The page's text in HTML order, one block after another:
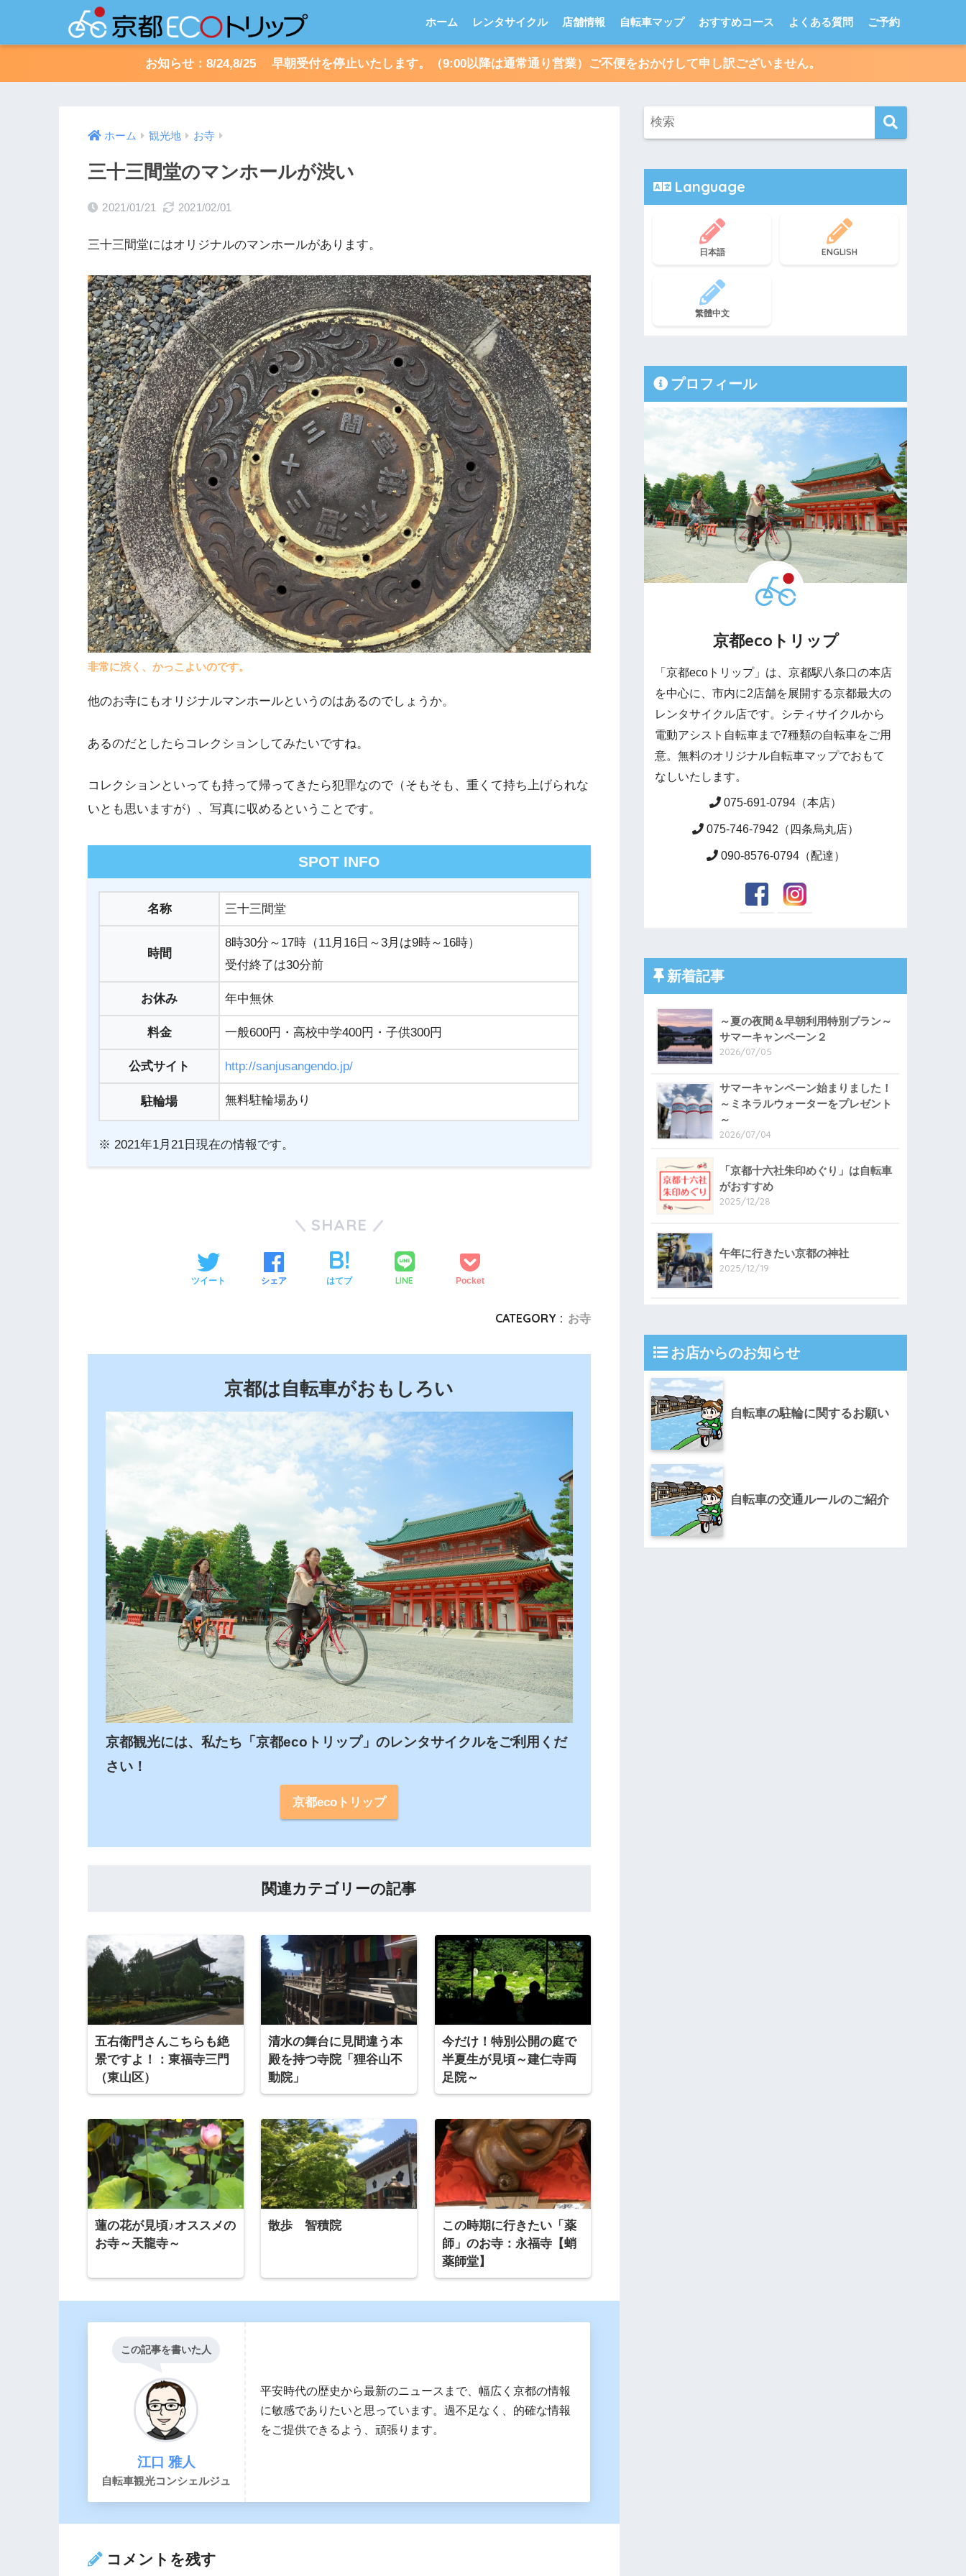
ホーム レンタサイクル 店舗情報 自転車マップ おすすめコース よくある質問 ご予約
お知らせ：8/24,8/25 早朝受付を停止いたします。（9:00以降は通常通り営業）ご不便をおかけして申し訳ございません。
ホーム 観光地 お寺
三十三間堂のマンホールが渋い
2021/01/21 2021/02/01
三十三間堂にはオリジナルのマンホールがあります。
非常に渋く、かっこよいのです。
他のお寺にもオリジナルマンホールというのはあるのでしょうか。
あるのだとしたらコレクションしてみたいですね。
コレクションといっても持って帰ってきたら犯罪なので（そもそも、重くて持ち上げられな
いとも思いますが）、写真に収めるということです。
SPOT INFO
名称 三十三間堂
時間
8時30分～17時（11月16日～3月は9時～16時）
受付終了は30分前
お休み 年中無休
料金 一般600円・高校中学400円・子供300円
公式サイト http://sanjusangendo.jp/
駐輪場 無料駐輪場あり
※ 2021年1月21日現在の情報です。
SHARE
ツイート シェア はてブ LINE Pocket
CATEGORY : お寺
京都は自転車がおもしろい
京都観光には、私たち「京都ecoトリップ」のレンタサイクルをご利用くだ
さい！
京都ecoトリップ
関連カテゴリーの記事
五右衛門さんこちらも絶
景ですよ！：東福寺三門
（東山区）
清水の舞台に見間違う本
殿を持つ寺院「狸谷山不
動院」
今だけ！特別公開の庭で
半夏生が見頃～建仁寺両
足院～
蓮の花が見頃♪オススメの
お寺～天龍寺～
散歩 智積院
この時期に行きたい「薬
師」のお寺：永福寺【蛸
薬師堂】
この記事を書いた人
江口 雅人
自転車観光コンシェルジュ
平安時代の歴史から最新のニュースまで、幅広く京都の情報
に敏感でありたいと思っています。過不足なく、的確な情報
をご提供できるよう、頑張ります。
コメントを残す
Language
日本語 ENGLISH
繁體中文
プロフィール
京都ecoトリップ
「京都ecoトリップ」は、京都駅八条口の本店
を中心に、市内に2店舗を展開する京都最大の
レンタサイクル店です。シティサイクルから
電動アシスト自転車まで7種類の自転車をご用
意。無料のオリジナル自転車マップでおもて
なしいたします。
075-691-0794（本店）
075-746-7942（四条烏丸店）
090-8576-0794（配達）
新着記事
～夏の夜間＆早朝利用特別プラン～
サマーキャンペーン２
2026/07/05
サマーキャンペーン始まりました！
～ミネラルウォーターをプレゼント
～
2026/07/04
「京都十六社朱印めぐり」は自転車
がおすすめ
2025/12/28
午年に行きたい京都の神社
2025/12/19
お店からのお知らせ
自転車の駐輪に関するお願い
自転車の交通ルールのご紹介